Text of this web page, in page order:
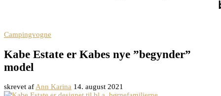
Campingvogne
Kabe Estate er Kabes nye ”begynder”
model
skrevet afAnn Karina 14. august 2021